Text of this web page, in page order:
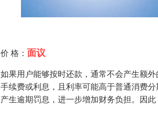
价 格： 面议
如果用户能够按时还款，通常不会产生额
手续费或利息，且利率可能高于普通消费
产生逾期罚息，进一步增加财务负担。因